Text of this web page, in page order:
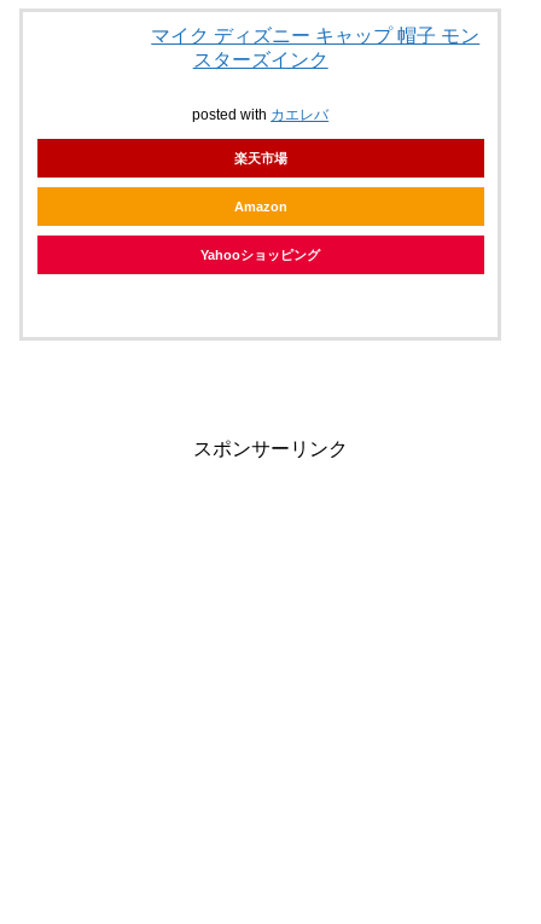
マイク ディズニー キャップ 帽子 モン
スターズインク
posted with カエレバ
楽天市場
Amazon
Yahooショッピング
スポンサーリンク